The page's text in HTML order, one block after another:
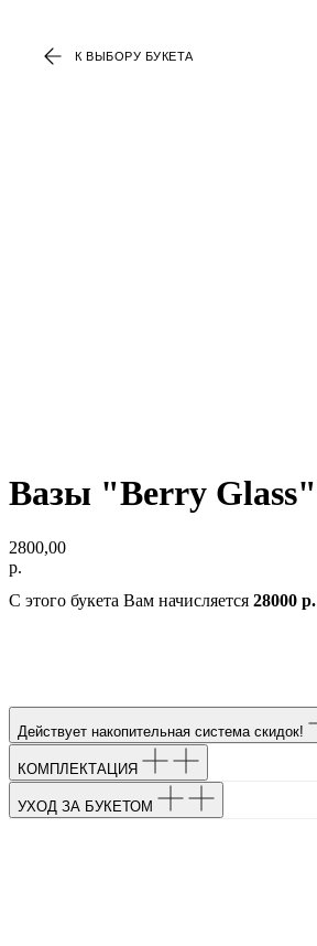
К ВЫБОРУ БУКЕТА
Вазы "Berry Glass"
2800,00
р.
С этого букета Вам начисляется 28000 р.
Действует накопительная система скидок!
КОМПЛЕКТАЦИЯ
УХОД ЗА БУКЕТОМ